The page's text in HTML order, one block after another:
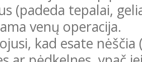
(padeda tepalai,
venų operacija.
kad esate